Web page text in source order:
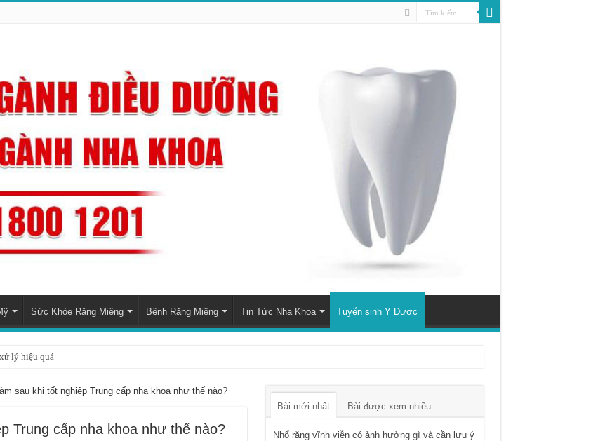
Sức Khỏe Răng Miệng Bệnh Răng Miệng Tin Tức Nha Khoa Tuyển sinh Y Dược
lý hiệu quả
sau khi tốt nghiệp Trung cấp nha khoa như thế nào?
Trung cấp nha khoa như thế nào?
Bài mới nhất Bài được xem nhiều
Nhổ răng vĩnh viễn có ảnh hưởng gì và cần lưu ý